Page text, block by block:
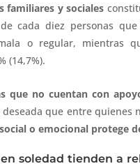
familiares y sociales
cada diez personas
o regular, mientras
(14,7%).
que no cuentan con
deseada que entre quienes
o emocional protege
soledad tienden a